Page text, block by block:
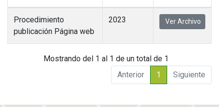
Procedimiento
publicación Página web
2023 Ver Archivo
Mostrando del 1 al 1 de un total de 1
Anterior
1 Siguiente